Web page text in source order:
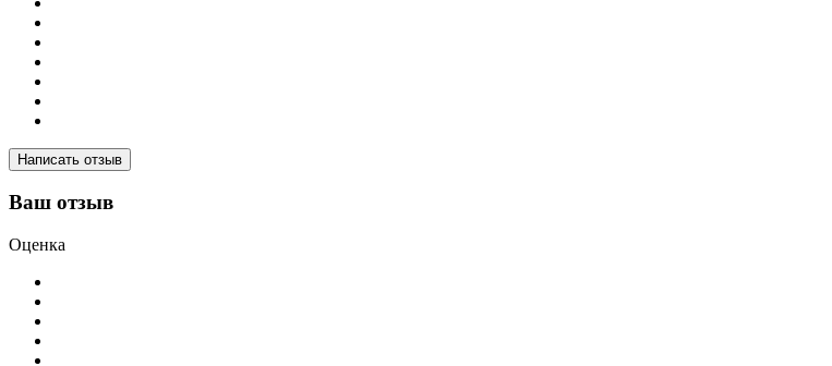
Написать отзыв
Ваш отзыв
Оценка